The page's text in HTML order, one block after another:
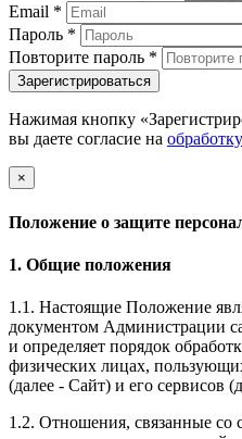
Email *
Пароль *
Повторите пароль *
Зарегистрироваться
Нажимая кнопку
вы даете согласие на
×
Положение о защите
1. Общие положения
1.1. Настоящие Положение
документом Администрации
и определяет порядок
физических лицах,
(далее - Сайт) и его сервисов
1.2. Отношения, связанные со